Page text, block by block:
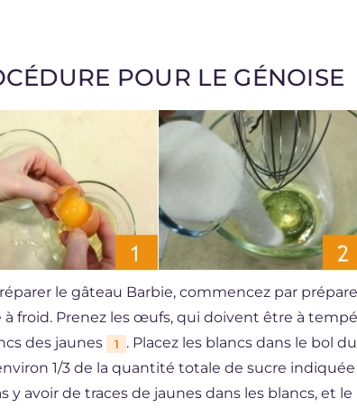
POUR LE GÉNOISE
le gâteau Barbie, commencez par
à froid. Prenez les œufs, qui doivent être à
des jaunes
1
. Placez les blancs dans le bol
1/3 de la quantité totale de sucre indiquée
y avoir de traces de jaunes dans les blancs, et